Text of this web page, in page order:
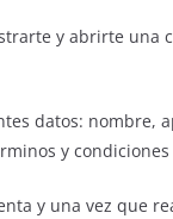
y abrirte una
datos: nombre,
y condiciones
y una vez que